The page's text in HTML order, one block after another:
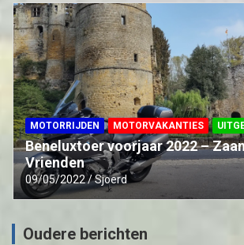
MOTORRIJDEN MOTORVAKANTIES
Beneluxtoer voorjaar 2022 –
Vrienden
09/05/2022 Sjoerd
Oudere berichten